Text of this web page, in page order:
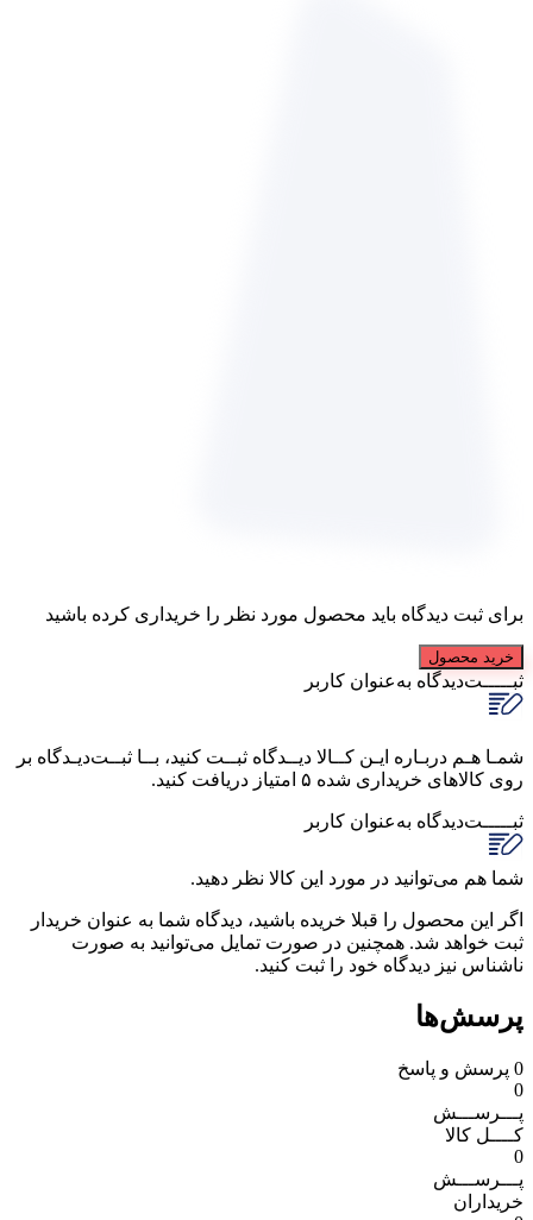
برای ثبت دیدگاه باید محصول مورد نظر را خریداری کرده باشید
خرید محصول
ثبـــــت‌دیدگاه به‌عنوان کاربر
شمـا هـم دربـاره ایـن کــالا دیــدگاه ثبــت کنید، بــا ثبــت‌دیـدگاه بر
روی کالاهای خریداری شده ۵ امتیاز دریافت کنید.
ثبـــــت‌دیدگاه به‌عنوان کاربر
شما هم می‌توانید در مورد این کالا نظر دهید.
اگر این محصول را قبلا خریده باشید، دیدگاه شما به عنوان خریدار
ثبت خواهد شد. همچنین در صورت تمایل می‌توانید به صورت
ناشناس نیز دیدگاه خود را ثبت کنید.
پرسش‌ها
0 پرسش و پاسخ
0
پـــرســـش
کــــل کالا
0
پـــرســـش
خریداران